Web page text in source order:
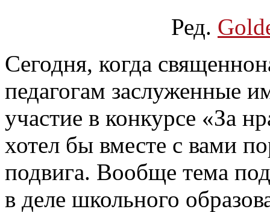
Ред.
Сегодня, когда
педагогам заслуженные
участие в конкурсе «За
хотел бы вместе с вами
подвига. Вообще тема
в деле школьного